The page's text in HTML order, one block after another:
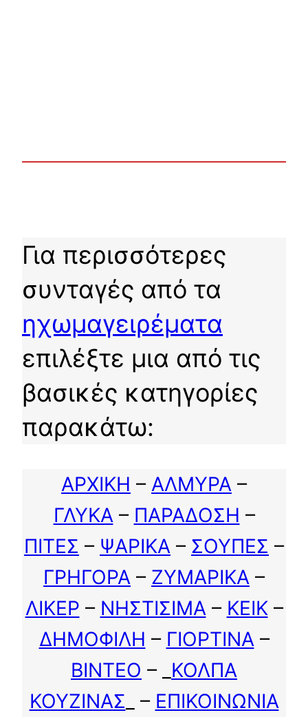
Για περισσότερες
συνταγές από τα
ηχωμαγειρέματα
επιλέξτε μια από τις
βασικές κατηγορίες
παρακάτω:
ΑΡΧΙΚΗ – ΑΛΜΥΡΑ –
ΓΛΥΚΑ– ΠΑΡΑΔΟΣΗ –
ΠΙΤΕΣ – ΨΑΡΙΚΑ – ΣΟΥΠΕΣ –
ΓΡΗΓΟΡΑ – ΖΥΜΑΡΙΚΑ –
ΛΙΚΕΡ – ΝΗΣΤΙΣΙΜΑ– ΚΕΙΚ–
ΔΗΜΟΦΙΛΗ – ΓΙΟΡΤΙΝΑ–
ΒΙΝΤΕΟ – _ ΚΟΛΠΑ
ΚΟΥΖΙΝΑΣ _ – ΕΠΙΚΟΙΝΩΝΙΑ